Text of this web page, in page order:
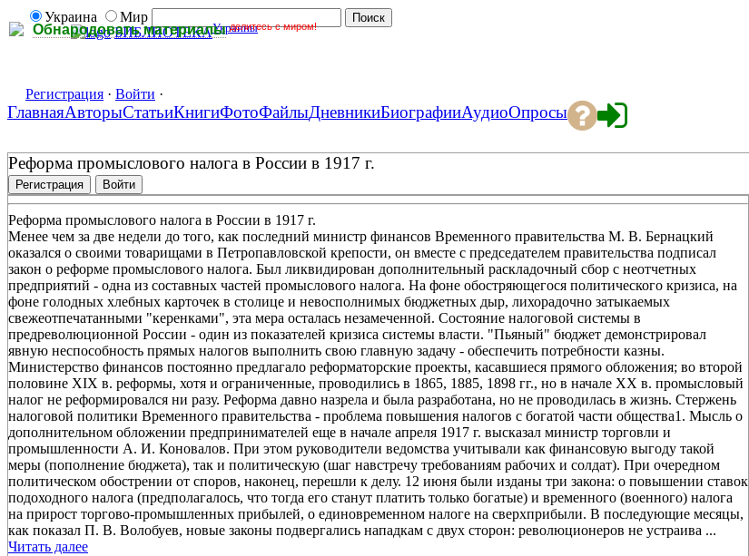
Обнародовать материалы делитесь с миром!
Украина
Мир
БИБЛИОТЕКАУкраины
Регистрация · Войти ·
ГлавнаяАвторыСтатьиКнигиФотоФайлыДневникиБиографииАудиоОпросы
Реформа промыслового налога в России в 1917 г.
Регистрация Войти
Реформа промыслового налога в России в 1917 г.
Менее чем за две недели до того, как последний министр финансов Временного правительства М. В. Бернацкий
оказался о своими товарищами в Петропавловской крепости, он вместе с председателем правительства подписал
закон о реформе промыслового налога. Был ликвидирован дополнительный раскладочный сбор с неотчетных
предприятий - одна из составных частей промыслового налога. На фоне обостряющегося политического кризиса, на
фоне голодных хлебных карточек в столице и невосполнимых бюджетных дыр, лихорадочно затыкаемых
свежеотпечатанными "керенками", эта мера осталась незамеченной. Состояние налоговой системы в
предреволюционной России - один из показателей кризиса системы власти. "Пьяный" бюджет демонстрировал
явную неспособность прямых налогов выполнить свою главную задачу - обеспечить потребности казны.
Министерство финансов постоянно предлагало реформаторские проекты, касавшиеся прямого обложения; во второй
половине XIX в. реформы, хотя и ограниченные, проводились в 1865, 1885, 1898 гг., но в начале XX в. промысловый
налог не реформировался ни разу. Реформа давно назрела и была разработана, но не проводилась в жизнь. Стержень
налоговой политики Временного правительства - проблема повышения налогов с богатой части общества1. Мысль о
дополнительном обложении предпринимателей еще в начале апреля 1917 г. высказал министр торговли и
промышленности А. И. Коновалов. При этом руководители ведомства учитывали как финансовую выгоду такой
меры (пополнение бюджета), так и политическую (шаг навстречу требованиям рабочих и солдат). При очередном
политическом обострении от споров, наконец, перешли к делу. 12 июня были изданы три закона: о повышении ставок
подоходного налога (предполагалось, что тогда его станут платить только богатые) и временного (военного) налога
на прирост торгово-промышленных прибылей, о единовременном налоге на сверхприбыли. В последующие месяцы,
как показал П. В. Волобуев, новые законы подвергались нападкам с двух сторон: революционеров не устраива ...
Читать далее